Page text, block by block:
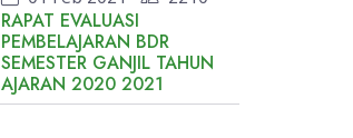
RAPAT EVALUASI
PEMBELAJARAN BDR
SEMESTER GANJIL TAHUN
AJARAN 2020 2021